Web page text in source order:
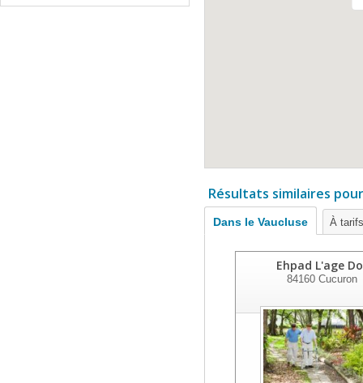
Résultats similaires
Dans le Vaucluse À
Ehpad L'age
84160 Cucuron